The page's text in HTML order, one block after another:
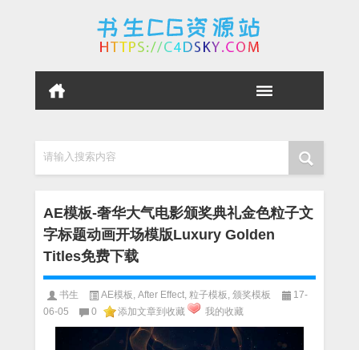
请输入搜索内容
AE模板-奢华大气电影颁奖典礼金色粒子文
字标题动画开场模版Luxury Golden
Titles免费下载
书生 AE模板 After Effect 粒子模板 颁奖模板
17-
06-05
0 添加文章到收藏 我的收藏